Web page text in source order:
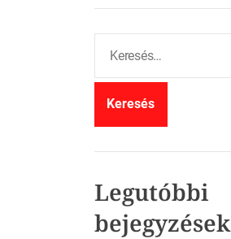
r
Legutóbbi
bejegyzések